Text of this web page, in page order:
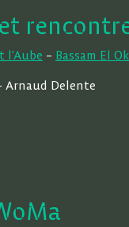
l’Aube – Bassam El
Arnaud Delente